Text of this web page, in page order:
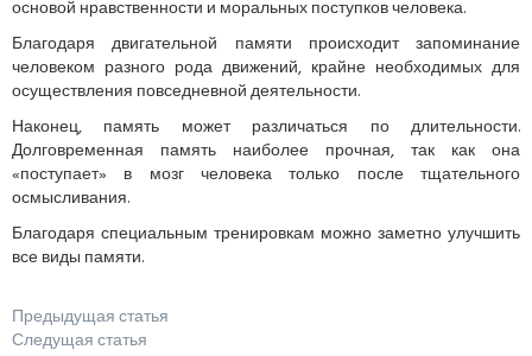
основой нравственности и моральных поступков человека.
Благодаря двигательной памяти происходит запоминание
человеком разного рода движений, крайне необходимых для
осуществления повседневной деятельности.
Наконец, память может различаться по длительности.
Долговременная память наиболее прочная, так как она
«поступает» в мозг человека только после тщательного
осмысливания.
Благодаря специальным тренировкам можно заметно улучшить
все виды памяти.
Предыдущая статья
Следущая статья